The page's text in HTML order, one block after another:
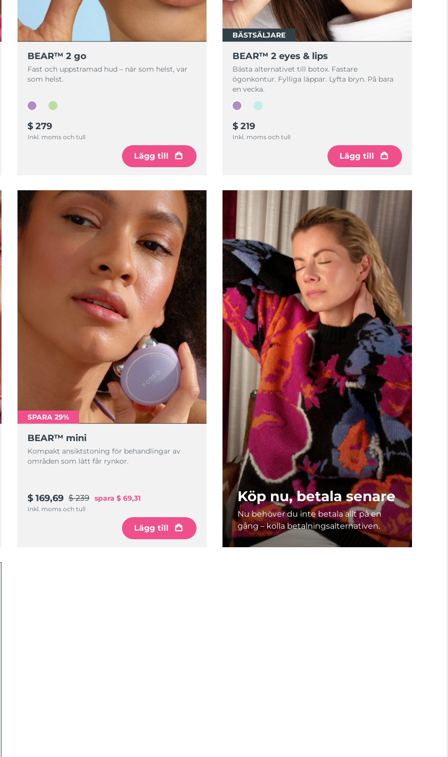
BEAR™ 2 go
Fast och uppstramad hud – när som helst, var
som helst.
$ 279
Inkl. moms och tull
Lägg till
BÄSTSÄLJARE
BEAR™ 2 eyes & lips
Bästa alternativet till botox. Fastare
ögonkontur. Fylliga läppar. Lyfta bryn. På bara
en vecka.
$ 219
Inkl. moms och tull
Lägg till
SPARA 29%
BEAR™ mini
Kompakt ansiktstoning för behandlingar av
områden som lätt får rynkor.
$ 169,69 $ 239 spara $ 69,31
Inkl. moms och tull
Lägg till
Köp nu, betala senare
Nu behöver du inte betala allt på en
gång – kolla betalningsalternativen.